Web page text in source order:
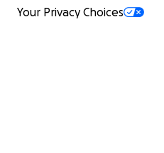
Your Privacy Choices